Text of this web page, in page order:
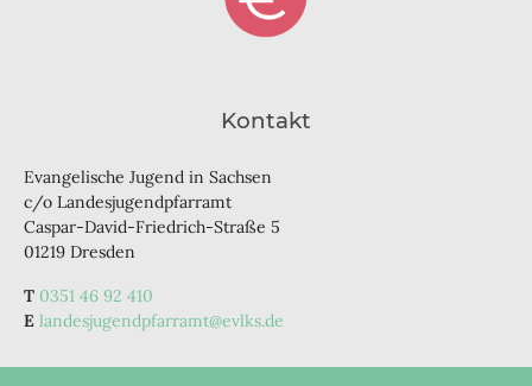
Kontakt
Evangelische Jugend in Sachsen
c/o Landesjugendpfarramt
Caspar-David-Friedrich-Straße 5
01219 Dresden
0351 46 92 410
landesjugendpfarramt@evlks.de